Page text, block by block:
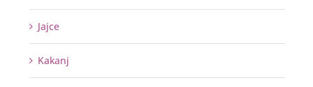
Jajce
Kakanj